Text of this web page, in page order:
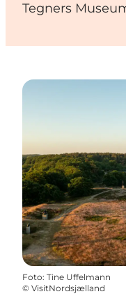
Tegners
Foto: Tine Uffelmann
© VisitNordsjælland